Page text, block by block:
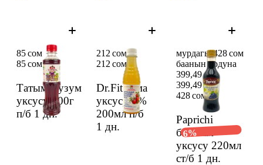
Татым жузум
уксусу 300г
п/б 1 дн.
85 сом
85 сом
Dr.Fit алма
уксусу 4%
200мл п/б
1 дн.
212 сом
212 сом
Paprichi
бальзам
уксусу 220мл
ст/б 1 дн.
мурдагы 428 сом
баанын ордуна
399,49 сом
399,49 сом
428 сом
6%